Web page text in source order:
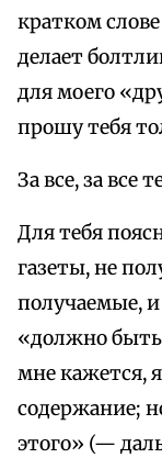
кратком
делает
для моего
прошу тебя
За все, за все
Для тебя
газеты, не
получаемые,
«должно
мне кажется,
содержание;
этого» (—